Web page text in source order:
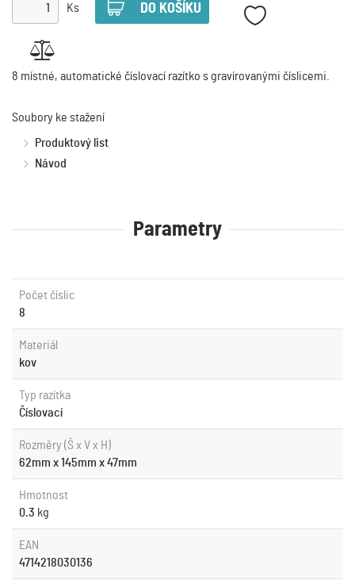
Ks
8 místné, automatické číslovací razítko s gravírovanými číslicemi.
Soubory ke stažení
Produktový list
Návod
Parametry
Počet číslic
8
Materiál
kov
Typ razítka
Číslovací
Rozměry (Š x V x H)
62mm x 145mm x 47mm
Hmotnost
0.3 kg
EAN
4714218030136